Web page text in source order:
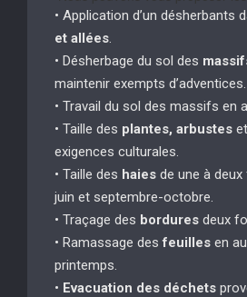
• Application d’un désherbants
et allées
• Désherbage du sol des
maintenir exempts d’adventices.
• Travail du sol des massifs en
• Taille des plantes, arbustes
exigences culturales.
• Taille des haies de une à deux
juin et septembre-octobre.
• Traçage des bordures deux
• Ramassage desfeuilles en
printemps.
• Evacuation des déchets